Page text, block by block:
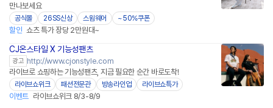
만나보세요
공식몰 26SS신상 스윔웨어 ~50%쿠폰
할인 쇼츠 특가 장당 2만원대~
CJ온스타일 X 기능성팬츠
광고 http://www.cjonstyle.com
라이브로 쇼핑하는 기능성팬츠, 지금 필요한 순간 바로도착!
라이브쇼위크 패션전문관 방송라인업 라이브쇼특가
이벤트 라이브쇼위크 8/3-8/9